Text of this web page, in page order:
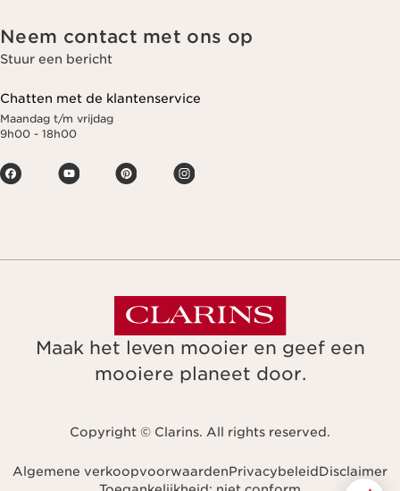
Neem contact met ons op
Stuur een bericht
Chatten met de klantenservice
Maandag t/m vrijdag
9h00 - 18h00
Maak het leven mooier en geef een
mooiere planeet door.
Copyright © Clarins. All rights reserved.
Algemene verkoopvoorwaardenPrivacybeleidDisclaimer